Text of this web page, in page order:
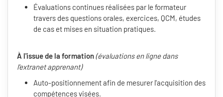
Évaluations continues réalisées par le formateur
travers des questions orales, exercices, QCM, études
de cas et mises en situation pratiques.
À l'issue de la formation(évaluations en ligne dans
l'extranet apprenant)
Auto-positionnement afin de mesurer l'acquisition des
compétences visées.